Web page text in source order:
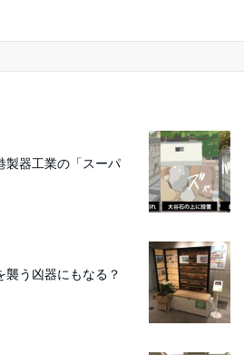
製器工業の「スーパ
う凶器にもなる？